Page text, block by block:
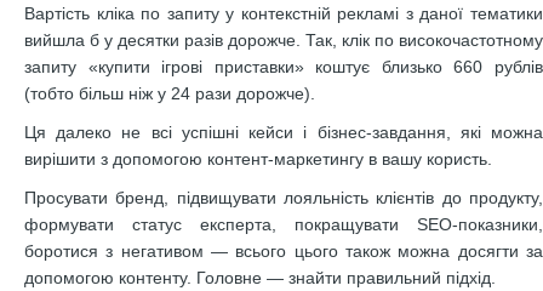
Вартість кліка по запиту у контекстній рекламі з даної тематики
вийшла б у десятки разів дорожче. Так, клік по високочастотному
запиту «купити ігрові приставки» коштує близько 660 рублів
(тобто більш ніж у 24 рази дорожче).
Ця далеко не всі успішні кейси і бізнес-завдання, які можна
вирішити з допомогою контент-маркетингу в вашу користь.
Просувати бренд, підвищувати лояльність клієнтів до продукту,
формувати статус експерта, покращувати SEO-показники,
боротися з негативом — всього цього також можна досягти за
допомогою контенту. Головне — знайти правильний підхід.